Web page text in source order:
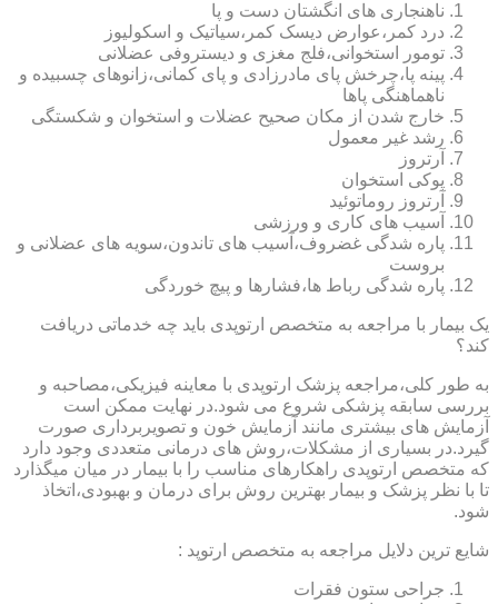
ناهنجاری های انگشتان دست و پا
درد کمر،عوارض دیسک کمر،سیاتیک و اسکولیوز
تومور استخوانی،فلج مغزی و دیستروفی عضلانی
پینه پا،چرخش پای مادرزادی و پای کمانی،زانوهای چسبیده و
ناهماهنگی پاها
خارج شدن از مکان صحیح عضلات و استخوان و شکستگی
رشد غیر معمول
آرتروز
پوکی استخوان
آرتروز روماتوئید
آسیب های کاری و ورزشی
پاره شدگی غضروف،آسیب های تاندون،سویه های عضلانی و
بروست
پاره شدگی رباط ها،فشارها و پیچ خوردگی
یک بیمار با مراجعه به متخصص ارتوپدی باید چه خدماتی دریافت
کند؟
به طور کلی،مراجعه پزشک ارتوپدی با معاینه فیزیکی،مصاحبه و
بررسی سابقه پزشکی شروع می شود.در نهایت ممکن است
آزمایش های بیشتری مانند آزمایش خون و تصویربرداری صورت
گیرد.در بسیاری از مشکلات،روش های درمانی متعددی وجود دارد
که متخصص ارتوپدی راهکارهای مناسب را با بیمار در میان میگذارد
تا با نظر پزشک و بیمار بهترین روش برای درمان و بهبودی،اتخاذ
شود.
شایع ترین دلایل مراجعه به متخصص ارتوپد :
جراحی ستون فقرات